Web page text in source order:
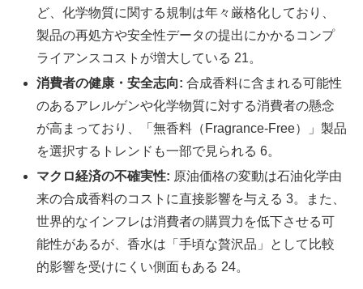
ど、化学物質に関する規制は年々厳格化しており、
製品の再処方や安全性データの提出にかかるコンプ
ライアンスコストが増大している 21。
消費者の健康・安全志向: 合成香料に含まれる可能性
のあるアレルゲンや化学物質に対する消費者の懸念
が高まっており、「無香料（Fragrance-Free）」製品
を選択するトレンドも一部で見られる 6。
マクロ経済の不確実性: 原油価格の変動は石油化学由
来の合成香料のコストに直接影響を与える 3。また、
世界的なインフレは消費者の購買力を低下させる可
能性があるが、香水は「手頃な贅沢品」として比較
的影響を受けにくい側面もある 24。